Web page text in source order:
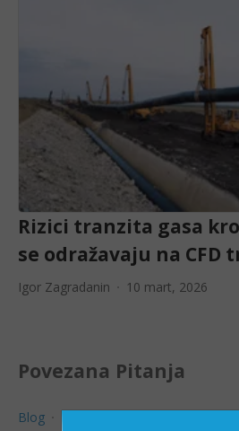
Rizici tranzita gasa
se odražavaju na CFD
Igor Zagradanin 10 mart, 2026
Povezana Pitanja
Blog Igor Zagradanin